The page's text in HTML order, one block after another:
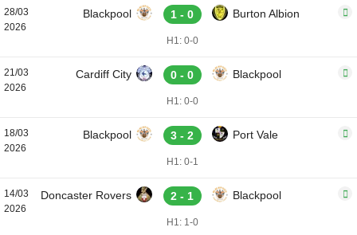
28/03
2026
Blackpool 1 - 0 Burton Albion
H1: 0-0
21/03
2026
Cardiff City 0 - 0 Blackpool
H1: 0-0
18/03
2026
Blackpool 3 - 2 Port Vale
H1: 0-1
14/03
2026
Doncaster Rovers 2 - 1 Blackpool
H1: 1-0